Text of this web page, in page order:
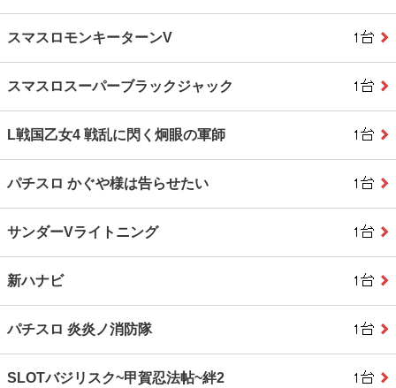
スマスロモンキーターンV
スマスロスーパーブラックジャック
L戦国乙女4 戦乱に閃く炯眼の軍師
パチスロ かぐや様は告らせたい
サンダーVライトニング
新ハナビ
パチスロ 炎炎ノ消防隊
SLOTバジリスク~甲賀忍法帖~絆2